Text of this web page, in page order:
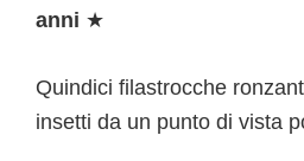
anni ★
Quindici filastrocche
insetti da un punto di vista